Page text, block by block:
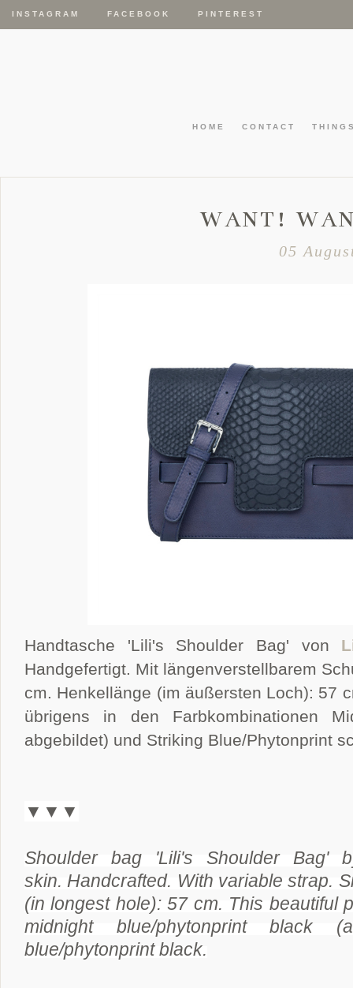
INSTAGRAM FACEBOOK PINTEREST
HOME CONTACT
WANT!
05
Handtasche 'Lili's Shoulder Bag' von
Handgefertigt. Mit längenverstellbarem
cm. Henkellänge (im äußersten Loch): 57
übrigens in den Farbkombinationen
abgebildet) und Striking Blue/Phytonprint
▼▼▼
Shoulder bag 'Lili's Shoulder Bag'
skin. Handcrafted. With variable strap.
(in longest hole): 57 cm. This beautiful
midnight blue/phytonprint
blue/phytonprint black.